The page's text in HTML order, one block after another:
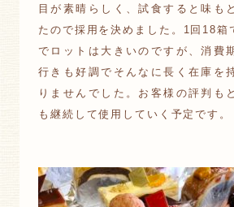
目が素晴らしく、試食すると味も
たので採用を決めました。1回18箱
でロットは大きいのですが、消費
行きも好調でそんなに長く在庫を
りませんでした。お客様の評判も
も継続して使用していく予定です。